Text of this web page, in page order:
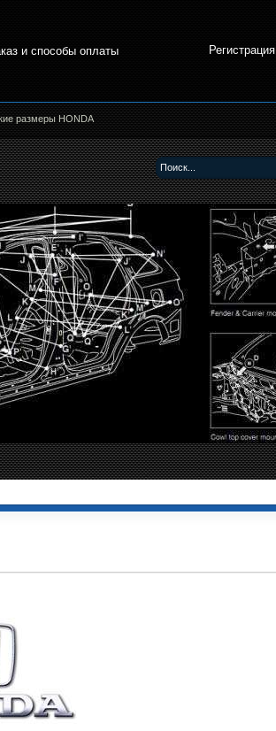
и способы оплаты Регистрация
размеры HONDA